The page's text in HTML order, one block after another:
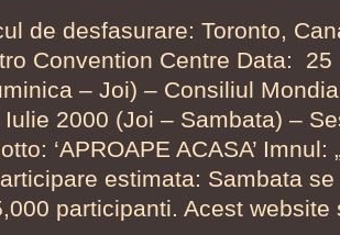
în
2008
de desfasurare: Toronto,
Convention Centre Data:
– Joi) – Consiliul
Iulie 2000 (Joi – Sambata) –
‘APROAPE ACASA’ Imnul:
estimata: Sambata
participanti. Acest